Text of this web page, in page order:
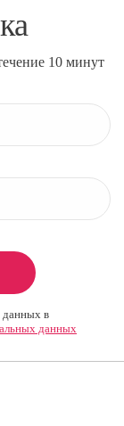
10 минут
данных в
данных